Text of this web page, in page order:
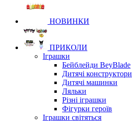
НОВИНКИ
ПРИКОЛИ
Іграшки
Бейблейди BeyBlade
Дитячі конструктори
Дитячі машинки
Ляльки
Різні іграшки
Фігурки героїв
Іграшки світяться